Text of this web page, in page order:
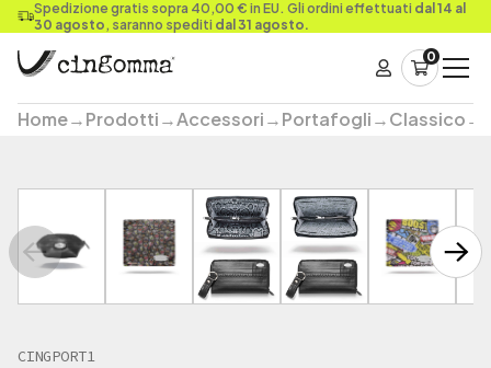
Spedizione gratis sopra 40,00 € in EU. Gli ordini effettuati dal 14 al
30 agosto, saranno spediti dal 31 agosto.
0
Home→Prodotti→Accessori→Portafogli→Classico→
CINGPORT1